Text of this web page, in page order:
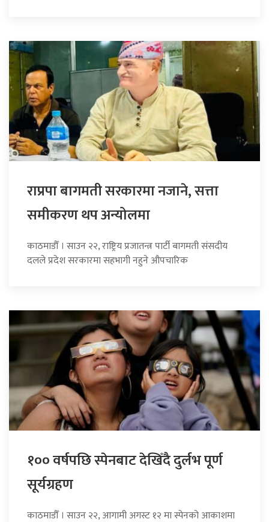
राप्रपा बागमती सरकारमा नजाने, सत्ता
समीकरण थप अन्योलमा
काठमाडौँ । साउन २२, राष्ट्रिय प्रजातन्त्र पार्टी बागमती संसदीय
दलले प्रदेश सरकारमा सहभागी नहुने औपचारिक
१०० वर्षपछि स्पेनबाट देखिँदै दुर्लभ पूर्ण
सूर्यग्रहण
काठमाडौँ । साउन २२, आगामी अगस्ट १२ मा स्पेनको आकाशमा